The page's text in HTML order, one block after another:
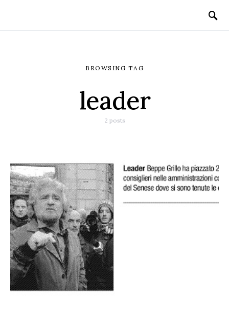
BROWSING TAG
leader
2 posts